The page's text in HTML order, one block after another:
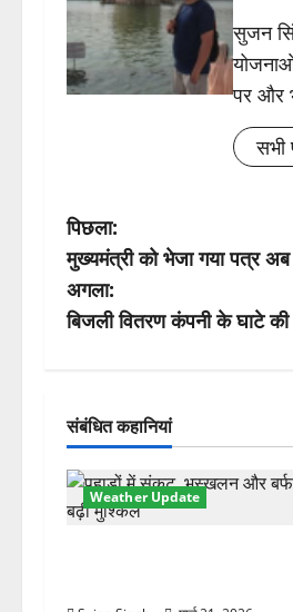
सुजन
पर और
सभी
पो
स्ट
ने
गे
श
न
पिछला:
मुख्यमंत्री को भेजा गया पत्र
अगला:
बिजली वितरण कंपनी के घाटे की
संबंधित कहानियां
Weather Update